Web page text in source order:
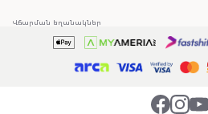
Վճարման եղանակներ